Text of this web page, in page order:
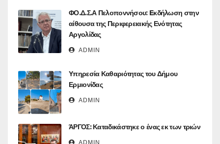
ΦΟ.Δ.Σ.Α Πελοποννήσου: Eκδήλωση στην
αίθουσα της Περιφερειακής Ενότητας
Αργολίδας
ADMIN
Υπηρεσία Καθαριότητας του Δήμου
Ερμιονίδας
ADMIN
ΆΡΓΟΣ: Καταδικάστηκε ο ένας εκ των τριών
ADMIN